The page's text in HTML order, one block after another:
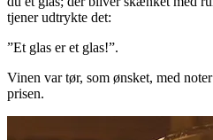
tjener udtrykte det:
”Et glas er et glas!”.
Vinen var tør, som ønsket, med
prisen.